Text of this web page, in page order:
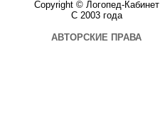
Copyright © Логопед-Кабинет
С 2003 года
АВТОРСКИЕ ПРАВА